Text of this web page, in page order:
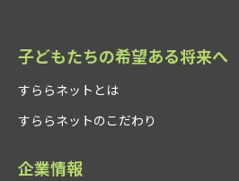
子どもたちの希望ある将来へ
すららネットとは
すららネットのこだわり
企業情報